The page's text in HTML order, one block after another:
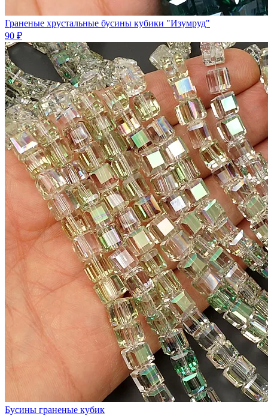
Граненые хрустальные бусины кубики "Изумруд"
90 ₽
Бусины граненые кубик